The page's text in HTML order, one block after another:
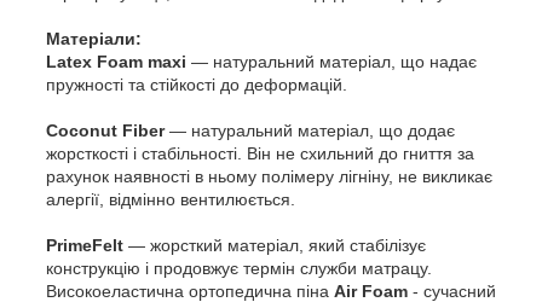
Матеріали:
Latex Foam maxi — натуральний матеріал, що надає
пружності та стійкості до деформацій.
Coconut Fiber— натуральний матеріал, що додає
жорсткості і стабільності. Він не схильний до гниття за
рахунок наявності в ньому полімеру лігніну, не викликає
алергії, відмінно вентилюється.
PrimeFelt — жорсткий матеріал, який стабілізує
конструкцію і продовжує термін служби матрацу.
Високоеластична ортопедична піна Air Foam - сучасний